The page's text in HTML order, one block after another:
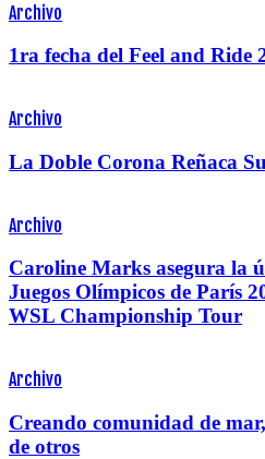
Archivo
1ra fecha del Feel and Ride
Archivo
La Doble Corona Reñaca
Archivo
Caroline Marks asegura la
Juegos Olímpicos de París
WSL Championship Tour
Archivo
Creando comunidad de
de otros